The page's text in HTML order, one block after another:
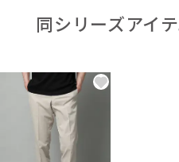
同シリーズアイ